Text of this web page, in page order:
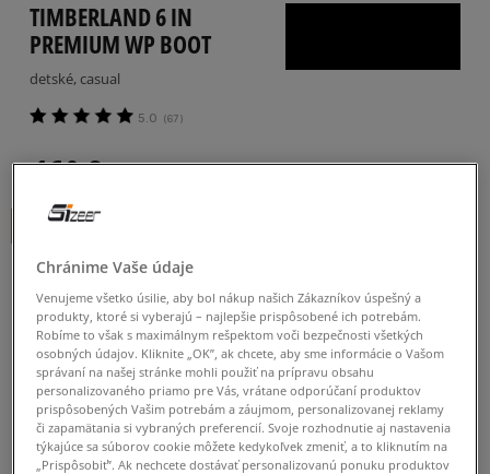
TIMBERLAND 6 IN
PREMIUM WP BOOT
detské, casual
5.0 (67)
160€
+ 160 BODOV V
Vyberte veľkosť
Veľkosti EU Veľkosti US
FARBAŽLTÁ
Chránime Vaše údaje
Venujeme všetko úsilie, aby bol nákup našich Zákazníkov úspešný a
produkty, ktoré si vyberajú – najlepšie prispôsobené ich potrebám.
Robíme to však s maximálnym rešpektom voči bezpečnosti všetkých
osobných údajov. Kliknite „OK”, ak chcete, aby sme informácie o Vašom
správaní na našej stránke mohli použiť na prípravu obsahu
personalizovaného priamo pre Vás, vrátane odporúčaní produktov
prispôsobených Vašim potrebám a záujmom, personalizovanej reklamy
či zapamätania si vybraných preferencií. Svoje rozhodnutie aj nastavenia
týkajúce sa súborov cookie môžete kedykoľvek zmeniť, a to kliknutím na
„Prispôsobiť”. Ak nechcete dostávať personalizovanú ponuku produktov